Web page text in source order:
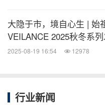
自然的和谐共生和可持
化正预示着 Alpha SV
可持续发展继续进化的方
大隐于市，境自心生 | 始
VEILANCE 2025秋冬系
2025-08-19 16:54 12978
行业新闻